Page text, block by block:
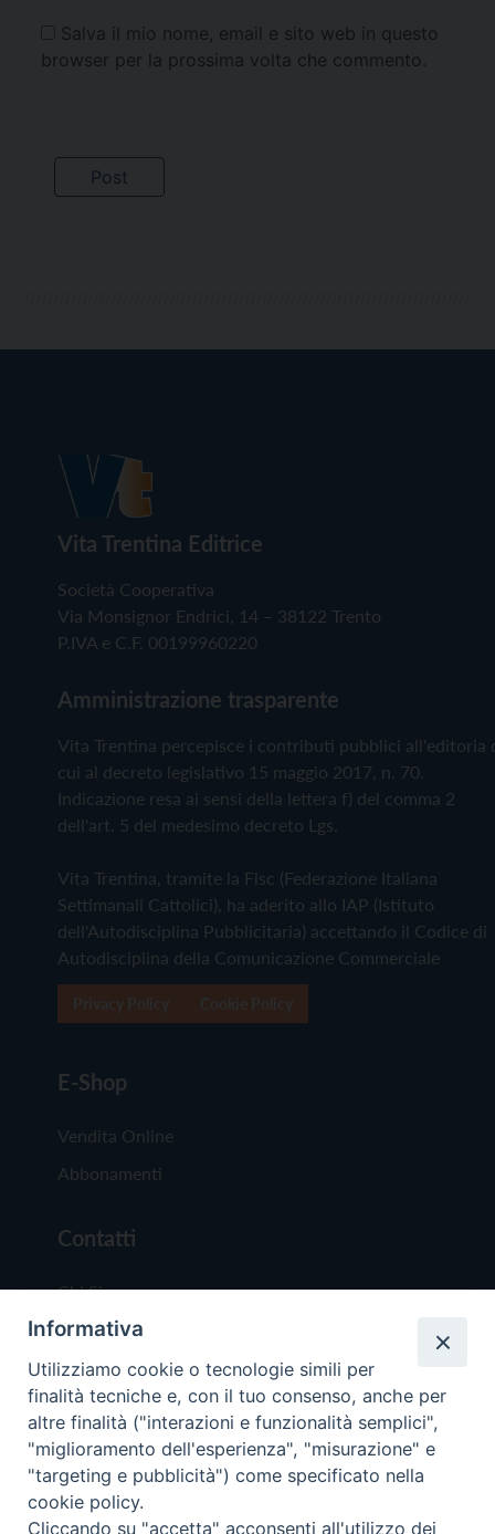
Salva il mio nome, email e sito web in questo
browser per la prossima volta che commento.
Vita Trentina Editrice
Società Cooperativa
Via Monsignor Endrici, 14 – 38122 Trento
P.IVA e C.F. 00199960220
Amministrazione trasparente
Vita Trentina percepisce i contributi pubblici all'editoria
cui al decreto legislativo 15 maggio 2017, n. 70.
Indicazione resa ai sensi della lettera f) del comma 2
dell'art. 5 del medesimo decreto Lgs.
Vita Trentina, tramite la Fisc (Federazione Italiana
Settimanali Cattolici), ha aderito allo IAP (Istituto
dell'Autodisciplina Pubblicitaria) accettando il Codice di
Autodisciplina della Comunicazione Commerciale
E-Shop
Vendita Online
Abbonamenti
Contatti
Chi Siamo
Redazione
Scrivici
Copyright © 2019 - Tutti i diritti riservati - Vita
Informativa
Utilizziamo cookie o tecnologie simili per
finalità tecniche e, con il tuo consenso, anche per
altre finalità ("interazioni e funzionalità semplici",
"miglioramento dell'esperienza", "misurazione" e
"targeting e pubblicità") come specificato nella
cookie policy.
Cliccando su "accetta" acconsenti all'utilizzo dei